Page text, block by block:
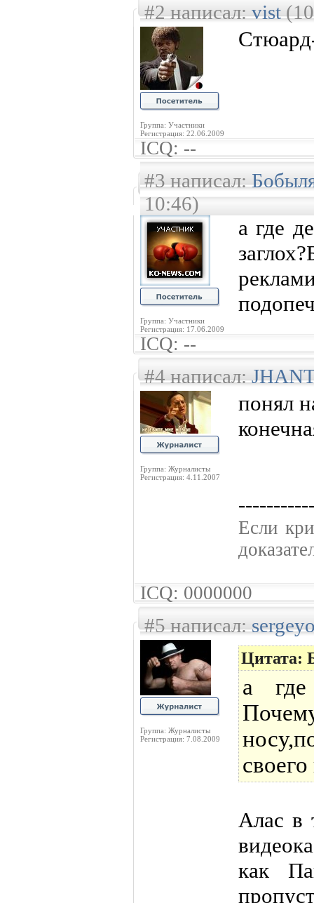
#2 написал:vist
Группа: Участники
Регистрация: 22.06.2009
ICQ: --
#3 написал:
10:46)
Группа: Участники
Регистрация: 17.06.2009
а где
ICQ: --
#4 написал:
Группа: Журналисты
Регистрация: 4.11.2007
понял
Если
ICQ: 0000000
#5 написал:
Группа: Журналисты
Регистрация: 7.08.2009
Цитата:
а где
Алас в
как